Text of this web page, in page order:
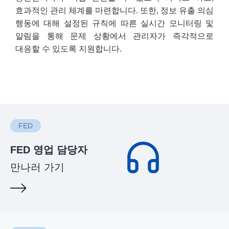
효과적인 관리 체계를 마련합니다. 또한, 정보 유출 의심
행동에 대해 설정된 규칙에 따른 실시간 모니터링 및
알림을 통해 문제 상황에서 관리자가 즉각적으로
대응할 수 있도록 지원합니다.
FED
FED 영업 담당자
만나러 가기